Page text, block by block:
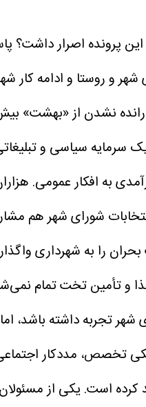
این پرونده اصرار
رانده نشدن از «بهشت»
سرمایه سیاسی و
به افکار عمومی.
شورای شهر هم
را به شهرداری
و تأمین تخت تمام
شهر تجربه داشته
تخصص، مددکار
است. یکی از